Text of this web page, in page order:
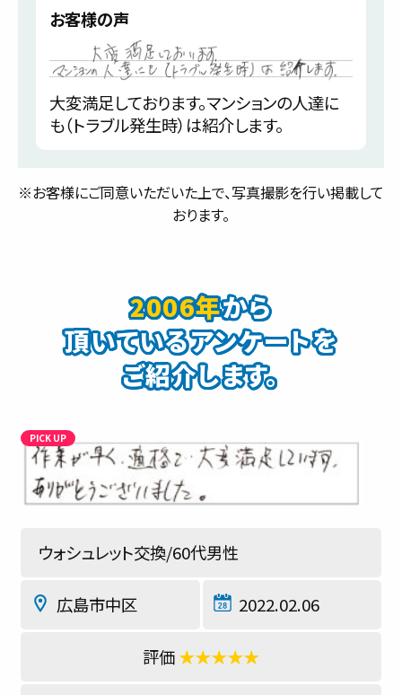
お客様の声
大変満足しております。マンションの人達に
も（トラブル発生時）は紹介します。
※お客様にご同意いただいた上で、写真撮影を行い掲載して
おります。
2006年から
頂いているアンケートを
ご紹介します。
ウォシュレット交換/60代男性
広島市中区 2022.02.06
★★★★★